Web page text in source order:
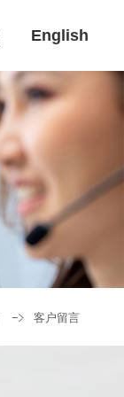
English
客户留言